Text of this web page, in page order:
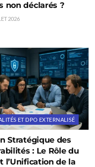
non déclarés ?
2026
ET DPO EXTERNALISÉ
Stratégique des
: Le Rôle du
l’Unification de la